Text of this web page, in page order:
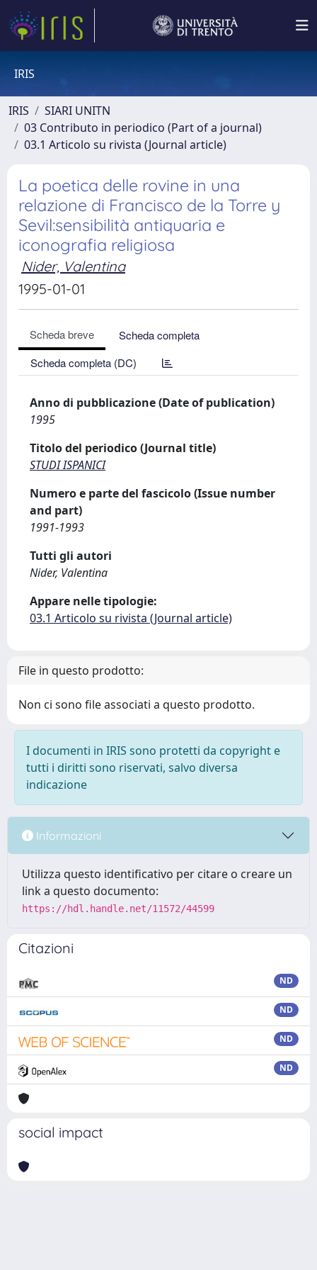
IRIS
IRIS
SIARI UNITN
03 Contributo in periodico (Part of a journal)
03.1 Articolo su rivista (Journal article)
La poetica delle rovine in una
relazione di Francisco de la Torre y
Sevil:sensibilità antiquaria e
iconografia religiosa
Nider, Valentina
1995-01-01
Scheda breve
Scheda completa
Scheda completa (DC)
Anno di pubblicazione (Date of publication)
1995
Titolo del periodico (Journal title)
STUDI ISPANICI
Numero e parte del fascicolo (Issue number
and part)
1991-1993
Tutti gli autori
Nider, Valentina
Appare nelle tipologie:
03.1 Articolo su rivista (Journal article)
File in questo prodotto:
Non ci sono file associati a questo prodotto.
I documenti in IRIS sono protetti da copyright e
tutti i diritti sono riservati, salvo diversa
indicazione
Informazioni
Utilizza questo identificativo per citare o creare un
link a questo documento:
https://hdl.handle.net/11572/44599
Citazioni
ND
ND
ND
ND
social impact